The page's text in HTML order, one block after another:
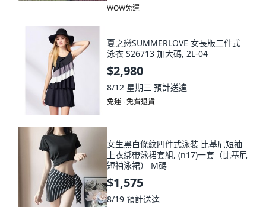
WOW免運
夏之戀SUMMERLOVE 女長版二件式
泳衣 S26713 加大碼, 2L-04
$2,980
8/12 星期三 預計送達
免運 ∙ 免費退貨
女生黑白條紋四件式泳裝 比基尼短袖
上衣綁帶泳裙套組, (n17)一套（比基尼
短袖泳裙） M碼
$1,575
8/19 預計送達